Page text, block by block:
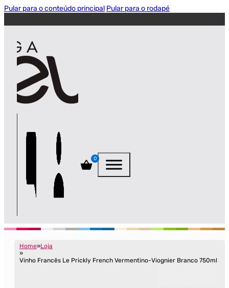
Pular para o conteúdo principal Pular para o rodapé
0
Home Loja
Vinho Francês Le Prickly French Vermentino-Viognier Branco 750ml